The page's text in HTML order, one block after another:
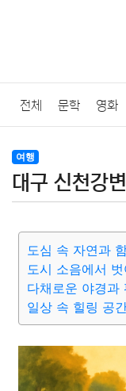
전체 문학 영화
법률
질병 가요 방송
결혼 육아 반려
요리 상품리뷰
대출 자동차 취
종교 사회 정치
여행
대구 신천강
도심 속 자연과
도시 소음에서
다채로운 야경과
일상 속 힐링 공